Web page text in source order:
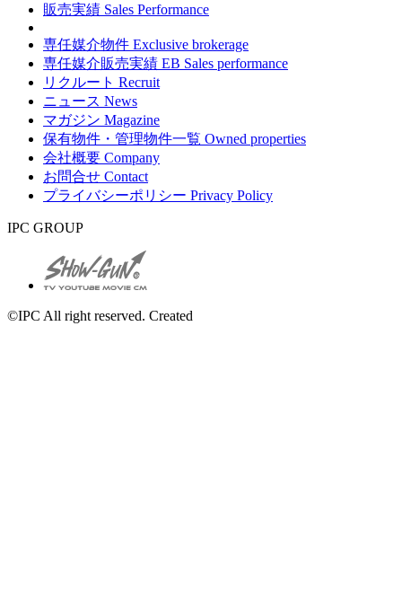
販売実績 Sales Performance
専任媒介物件 Exclusive brokerage
専任媒介販売実績 EB Sales performance
リクルート Recruit
ニュース News
マガジン Magazine
保有物件・管理物件一覧 Owned properties
会社概要 Company
お問合せ Contact
プライバシーポリシー Privacy Policy
IPC GROUP
©IPC All right reserved. Created